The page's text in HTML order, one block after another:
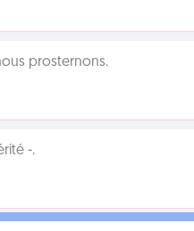
prosternons.
-.